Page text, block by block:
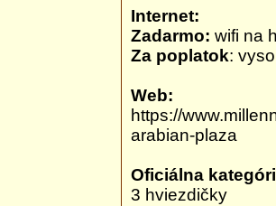
Internet:
Zadarmo: wifi na
Za poplatok:
Web:
https://
arabian-plaza
Oficiálna
3 hviezdičky